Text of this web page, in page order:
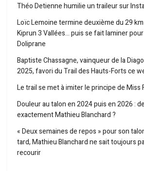
Théo Detienne humilie un traileur sur
Loïc Lemoine termine deuxième du 29 km
Kiprun 3 Vallées… puis se fait laminer
Doliprane
Baptiste Chassagne, vainqueur de la
2025, favori du Trail des Hauts-Forts ce
Le trail se met à imiter le principe de Miss
Douleur au talon en 2024 puis en 2026 :
exactement Mathieu Blanchard ?
« Deux semaines de repos » pour son
tard, Mathieu Blanchard ne sait toujours
recourir